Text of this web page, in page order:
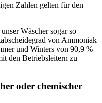
Zahlen gelten für den
Wäscher sogar so
von Ammoniak
und Winters von 90,9 %
den Betriebsleitern zu
oder chemischer